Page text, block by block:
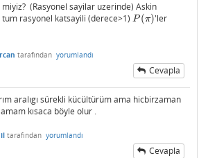
(Rasyonel sayilar uzerinde) Askin
rasyonel katsayili (derece>1) P(π)
P(π) 'ler
tarafından yorumlandı
Cevapla
aralıgı sürekli kücültürüm ama hicbirzaman
kısaca böyle olur .
tarafından yorumlandı
Cevapla